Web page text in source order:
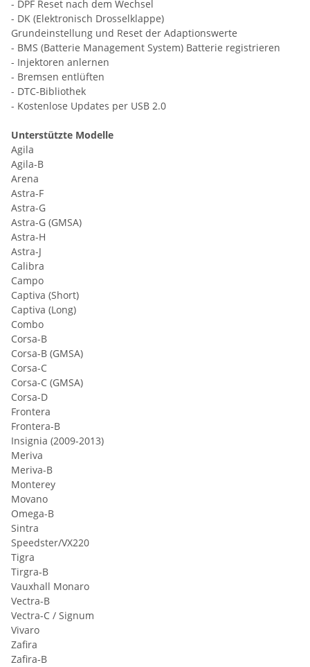
- DPF Reset nach dem Wechsel
- DK (Elektronisch Drosselklappe)
Grundeinstellung und Reset der Adaptionswerte
- BMS (Batterie Management System) Batterie registrieren
- Injektoren anlernen
- Bremsen entlüften
- DTC-Bibliothek
- Kostenlose Updates per USB 2.0
Unterstützte Modelle
Agila
Agila-B
Arena
Astra-F
Astra-G
Astra-G (GMSA)
Astra-H
Astra-J
Calibra
Campo
Captiva (Short)
Captiva (Long)
Combo
Corsa-B
Corsa-B (GMSA)
Corsa-C
Corsa-C (GMSA)
Corsa-D
Frontera
Frontera-B
Insignia (2009-2013)
Meriva
Meriva-B
Monterey
Movano
Omega-B
Sintra
Speedster/VX220
Tigra
Tirgra‐B
Vauxhall Monaro
Vectra-B
Vectra-C / Signum
Vivaro
Zafira
Zafira‐B